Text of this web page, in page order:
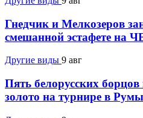
Гнедчик и Мелкозеров
смешанной эстафете на
Другие виды 9 авг
Пять белорусских
золото на турнире в